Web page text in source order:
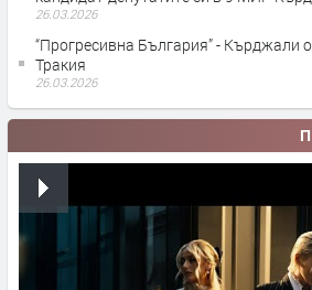
26.03.2026
“Прогресивна България” - Кърджали
Тракия
26.03.2026